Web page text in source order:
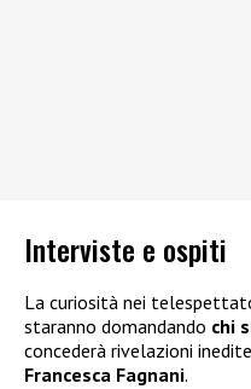
Interviste e ospiti
La curiosità nei
staranno domandando chi
concederà rivelazioni
Francesca Fagnani.